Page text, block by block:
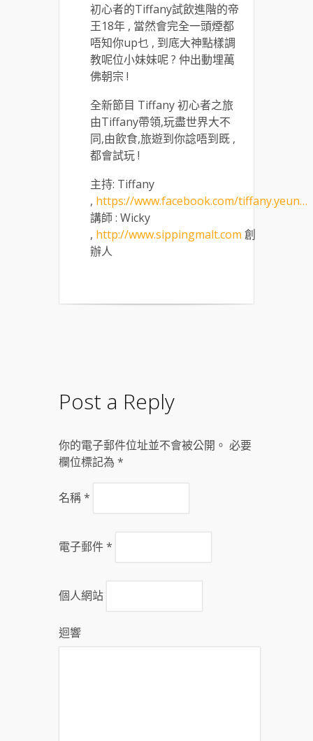
初心者的Tiffany試飲進階的帝
王18年 , 當然會完全一頭煙都
唔知你up乜 , 到底大神點樣調
教呢位小妹妹呢 ? 仲出動埋萬
佛朝宗 !
全新節目 Tiffany 初心者之旅
由Tiffany帶領,玩盡世界大不
同,由飲食,旅遊到你諗唔到既 ,
都會試玩 !
主持: Tiffany
, https://www.facebook.com/tiffany.yeun…
講師 : Wicky
, http://www.sippingmalt.com 創
辦人
Post a Reply
你的電子郵件位址並不會被公開。 必要
欄位標記為 *
名稱*
電子郵件*
個人網站
迴響